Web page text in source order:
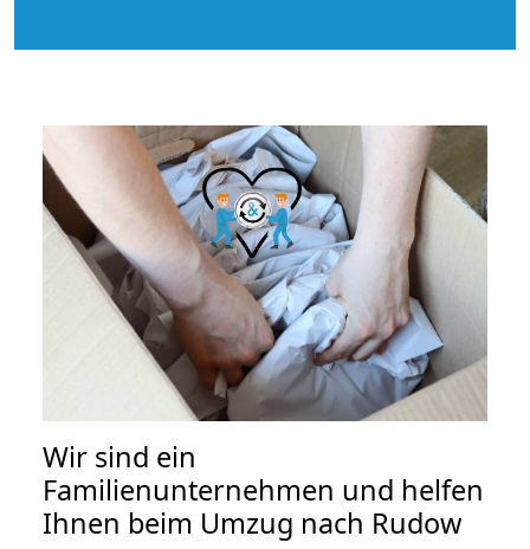
Wir sind ein
Familienunternehmen und helfen
Ihnen beim Umzug nach Rudow